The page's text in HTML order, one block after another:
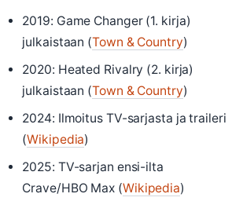
2019: Game Changer (1. kirja)
julkaistaan (Town & Country)
2020: Heated Rivalry (2. kirja)
julkaistaan (Town & Country)
2024: Ilmoitus TV-sarjasta ja traileri
(Wikipedia)
2025: TV-sarjan ensi-ilta
Crave/HBO Max (Wikipedia)